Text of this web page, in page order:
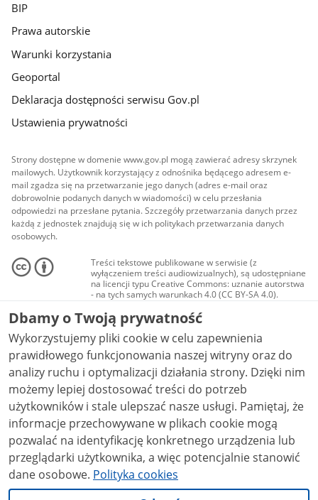
BIP
Prawa autorskie
Warunki korzystania
Geoportal
Deklaracja dostępności serwisu Gov.pl
Ustawienia prywatności
Strony dostępne w domenie www.gov.pl mogą zawierać adresy skrzynek
mailowych. Użytkownik korzystający z odnośnika będącego adresem e-
mail zgadza się na przetwarzanie jego danych (adres e-mail oraz
dobrowolnie podanych danych w wiadomości) w celu przesłania
odpowiedzi na przesłane pytania. Szczegóły przetwarzania danych przez
każdą z jednostek znajdują się w ich politykach przetwarzania danych
osobowych.
Treści tekstowe publikowane w serwisie (z
wyłączeniem treści audiowizualnych), są udostępniane
na licencji typu Creative Commons: uznanie autorstwa
- na tych samych warunkach 4.0 (CC BY-SA 4.0).
Materiały audiowizualne, w tym zdjęcia, materiały
audio i wideo, są udostępniane na licencji typu
Creative Commons: uznanie autorstwa użycie
niekomercyjne - bez utworów zależnych 4.0 (CC BY-
NC-ND 4.0), o ile nie jest to stwierdzone inaczej.
Dbamy o Twoją prywatność
Wykorzystujemy pliki cookie w celu zapewnienia
prawidłowego funkcjonowania naszej witryny oraz do
analizy ruchu i optymalizacji działania strony. Dzięki nim
możemy lepiej dostosować treści do potrzeb
użytkowników i stale ulepszać nasze usługi. Pamiętaj, że
informacje przechowywane w plikach cookie mogą
pozwalać na identyfikację konkretnego urządzenia lub
przeglądarki użytkownika, a więc potencjalnie stanowić
dane osobowe. Polityka cookies